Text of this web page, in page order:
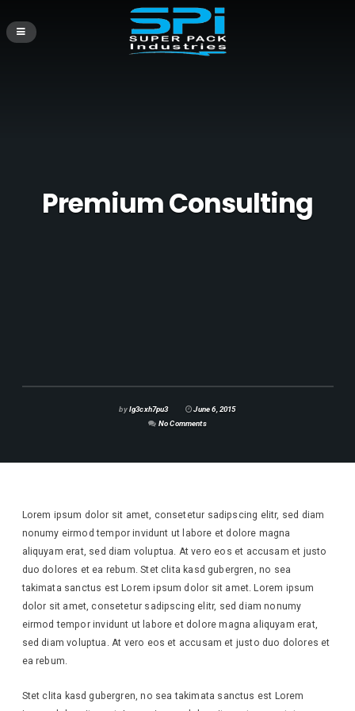
Premium Consulting
bylg3cxh7pu3
June 6, 2015
No Comments
Lorem ipsum dolor sit amet, consetetur sadipscing elitr, sed diam
nonumy eirmod tempor invidunt ut labore et dolore magna
aliquyam erat, sed diam voluptua. At vero eos et accusam et justo
duo dolores et ea rebum. Stet clita kasd gubergren, no sea
takimata sanctus est Lorem ipsum dolor sit amet. Lorem ipsum
dolor sit amet, consetetur sadipscing elitr, sed diam nonumy
eirmod tempor invidunt ut labore et dolore magna aliquyam erat,
sed diam voluptua. At vero eos et accusam et justo duo dolores et
ea rebum.
Stet clita kasd gubergren, no sea takimata sanctus est Lorem